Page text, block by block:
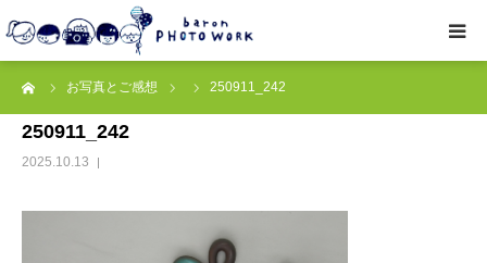
お写真とご感想 250911_242
250911_242
2025.10.13
撮影プラン
私たちについて
オプション